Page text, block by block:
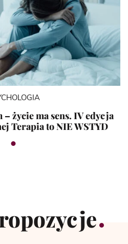
życie ma sens. IV edycja
Terapia to NIE WSTYD